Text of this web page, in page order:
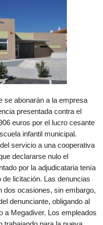
se abonarán a la empresa
presentada contra el
euros por el lucro cesante
infantil municipal.
servicio a una cooperativa
declararse nulo el
por la adjudicataria tenía
licitación. Las denuncias
dos ocasiones, sin embargo,
denunciante, obligando al
a Megadiver. Los empleados